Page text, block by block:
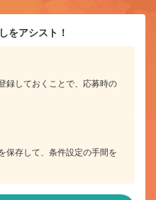
をアシスト！
録しておくことで、応募時の
保存して、条件設定の手間を